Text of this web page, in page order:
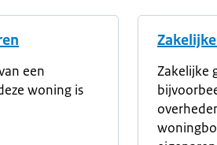
een
woning is
Zakelijke